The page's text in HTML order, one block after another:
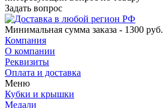
Задать вопрос
Минимальная сумма заказа - 1300 руб.
Компания
О компании
Реквизиты
Оплата и доставка
Меню
Кубки и крышки
Медали